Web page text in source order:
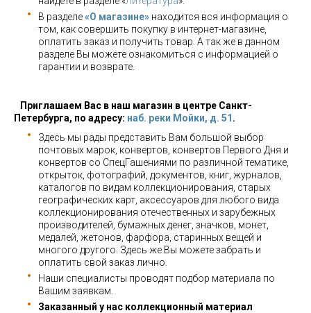
В разделе«О магазине» находится вся информация о
том, как совершить покупку в интернет-магазине,
оплатить заказ и получить товар. А так же в данном
разделе Вы можете ознакомиться с информацией о
гарантии и возврате.
Приглашаем Вас в наш магазин в центре Санкт-
Петербурга, по адресу: наб. реки Мойки, д. 51 .
Здесь мы рады представить Вам большой выбор
почтовых марок, конвертов, конвертов Первого Дня и
конвертов со СпецГашениями по различной тематике,
открыток, фотографий, документов, книг, журналов,
каталогов по видам коллекционирования, старых
географических карт, аксессуаров для любого вида
коллекционирования отечественных и зарубежных
производителей, бумажных денег, значков, монет,
медалей, жетонов, фарфора, старинных вещей и
многого другого. Здесь же Вы можете забрать и
оплатить свой заказ лично.
Наши специалисты проводят подбор материала по
Вашим заявкам.
Заказанный у нас коллекционный материал